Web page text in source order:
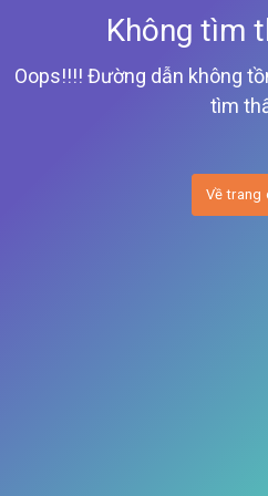
Không tìm
Oops!!!! Đường dẫn không
tìm
Về trang